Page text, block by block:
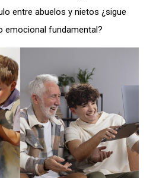
entre abuelos y nietos ¿sigue
emocional fundamental?